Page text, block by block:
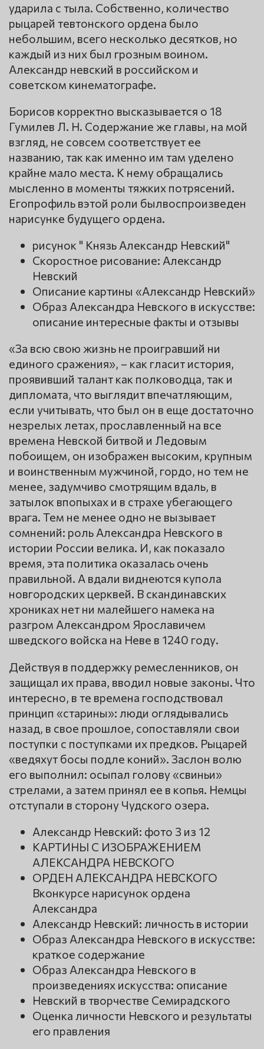
ударила с тыла. Собственно, количество
рыцарей тевтонского ордена было
небольшим, всего несколько десятков, но
каждый из них был грозным воином.
Александр невский в российском и
советском кинематографе.
Борисов корректно высказывается о 18
Гумилев Л. Н. Содержание же главы, на мой
взгляд, не совсем соответствует ее
названию, так как именно им там уделено
крайне мало места. К нему обращались
мысленно в моменты тяжких потрясений.
Егопрофиль вэтой роли былвоспроизведен
нарисунке будущего ордена.
рисунок " Князь Александр Невский"
Скоростное рисование: Александр
Невский
Описание картины «Александр Невский»
Образ Александра Невского в искусстве:
описание интересные факты и отзывы
«За всю свою жизнь не проигравший ни
единого сражения», – как гласит история,
проявивший талант как полководца, так и
дипломата, что выглядит впечатляющим,
если учитывать, что был он в еще достаточно
незрелых летах, прославленный на все
времена Невской битвой и Ледовым
побоищем, он изображен высоким, крупным
и воинственным мужчиной, гордо, но тем не
менее, задумчиво смотрящим вдаль, в
затылок впопыхах и в страхе убегающего
врага. Тем не менее одно не вызывает
сомнений: роль Александра Невского в
истории России велика. И, как показало
время, эта политика оказалась очень
правильной. А вдали виднеются купола
новгородских церквей. В скандинавских
хрониках нет ни малейшего намека на
разгром Александром Ярославичем
шведского войска на Неве в 1240 году.
Действуя в поддержку ремесленников, он
защищал их права, вводил новые законы. Что
интересно, в те времена господствовал
принцип «старины»: люди оглядывались
назад, в свое прошлое, сопоставляли свои
поступки с поступками их предков. Рыцарей
«ведяхут босы подле коний». Заслон волю
его выполнил: осыпал голову «свиньи»
стрелами, а затем принял ее в копья. Немцы
отступали в сторону Чудского озера.
Александр Невский: фото 3 из 12
КАРТИНЫ С ИЗОБРАЖЕНИЕМ
АЛЕКСАНДРА НЕВСКОГО
ОРДЕН АЛЕКСАНДРА НЕВСКОГО
Вконкурсе нарисунок ордена
Александра
Александр Невский: личность в истории
Образ Александра Невского в искусстве:
краткое содержание
Образ Александра Невского в
произведениях искусства: описание
Невский в творчестве Семирадского
Оценка личности Невского и результаты
его правления